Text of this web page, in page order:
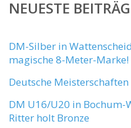
NEUESTE
DM-Silber in
magische 8-Meter-Marke!
Deutsche
DM U16/U20 in Bochum-
Ritter holt Bronze